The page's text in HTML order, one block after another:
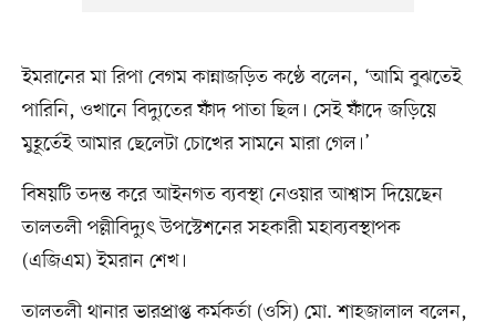
ইমরানের মা রিপা বেগম কান্নাজড়িত কণ্ঠে বলেন, ‘আমি বুঝতেই
পারিনি, ওখানে বিদ্যুতের ফাঁদ পাতা ছিল। সেই ফাঁদে জড়িয়ে
মুহূর্তেই আমার ছেলেটা চোখের সামনে মারা গেল।’
বিষয়টি তদন্ত করে আইনগত ব্যবস্থা নেওয়ার আশ্বাস দিয়েছেন
তালতলী পল্লীবিদ্যুৎ উপস্টেশনের সহকারী মহাব্যবস্থাপক
(এজিএম) ইমরান শেখ।
তালতলী থানার ভারপ্রাপ্ত কর্মকর্তা (ওসি) মো. শাহজালাল বলেন,